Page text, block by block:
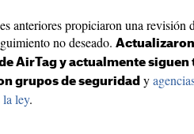
anteriores propiciaron una revisión
no deseado.
AirTag y actualmente siguen
grupos de seguridad y
ley.